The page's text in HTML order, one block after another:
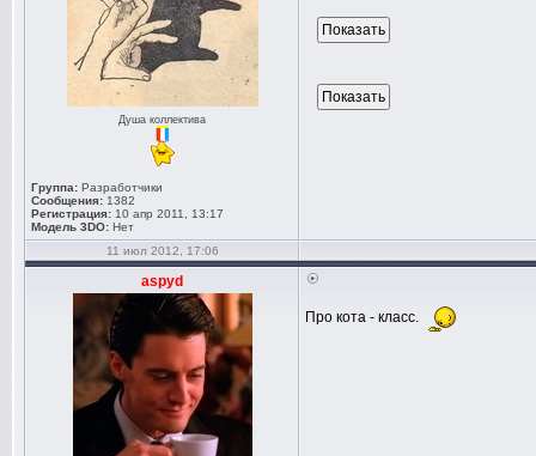
Душа коллектива
Группа: Разработчики
Сообщения: 1382
Регистрация: 10 апр 2011, 13:17
Модель 3DO: Нет
11 июл 2012, 17:06
aspyd
Про кота - класс.